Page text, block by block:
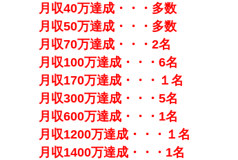
月収40万達成・・・多数
月収50万達成・・・多数
月収70万達成・・・2名
月収100万達成・・・6名
月収170万達成・・・１名
月収300万達成・・・5名
月収600万達成・・・1名
月収1200万達成・・・１名
月収1400万達成・・・1名